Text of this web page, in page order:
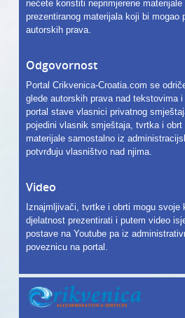
nećete koristiti neprimjerene
prezentiranog materijala koji bi mogao
autorskih prava.
Odgovornost
Portal Crikvenica-Croatia.com se
glede autorskih prava nad tekstovima
portal stave vlasnici privatnog
pojedini vlasnik smještaja, tvrtka i
materijale samostalno iz
potvrđuju vlasništvo nad njima.
Video
Iznajmljivači, tvrtke i obrti mogu svoje
djelatnost prezentirati i putem video
postave na Youtube pa iz
poveznicu na portal.